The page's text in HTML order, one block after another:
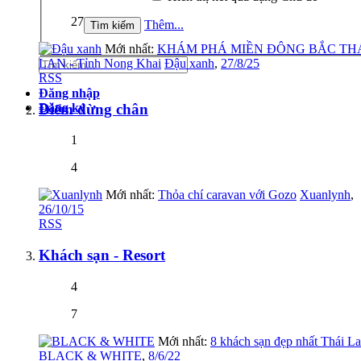
Thêm...
Đăng nhập
Đăng ký
27
Mới nhất: KHÁM PHÁ MIỀN ĐÔNG BẮC
LAN - Tỉnh Nong Khai Đậu xanh, 27/8/25
RSS
Điểm dừng chân
1
4
Mới nhất: Thỏa chí caravan với Gozo Xuanlynh,
26/10/15
RSS
Khách sạn - Resort
4
7
Mới nhất: 8 khách sạn đẹp nhất Thái
BLACK & WHITE, 8/6/22